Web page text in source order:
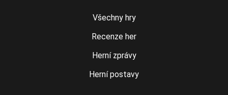
Všechny hry
Recenze her
Herní zprávy
Herní postavy